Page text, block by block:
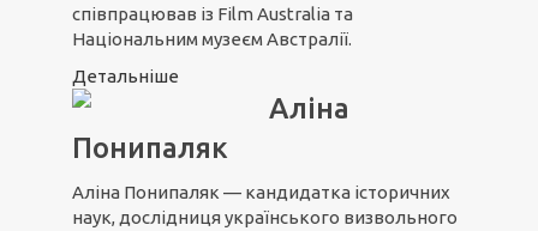
співпрацював із Film Australia та
Національним музеєм Австралії.
Детальніше
Аліна
Понипаляк
Аліна Понипаляк — кандидатка історичних
наук, дослідниця українського визвольного